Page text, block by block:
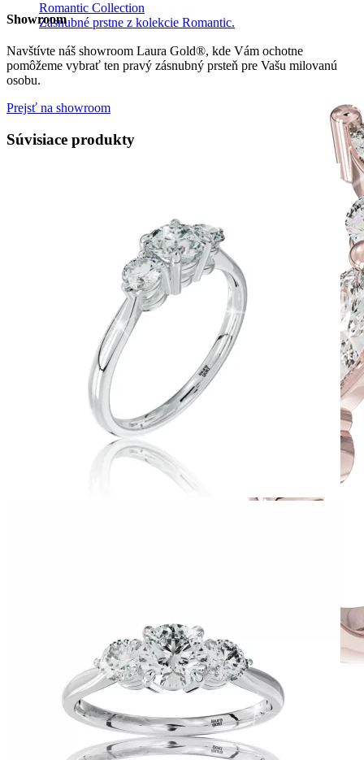
Romantic Collection
Zásnubné prstne z kolekcie Romantic.
Showroom
Navštívte náš showroom Laura Gold®, kde Vám ochotne
pomôžeme vybrať ten pravý zásnubný prsteň pre Vašu milovanú
osobu.
Prejsť na showroom
Súvisiace produkty